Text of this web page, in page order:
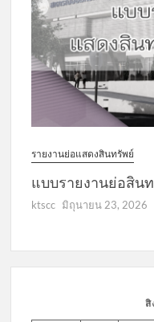
รายงานย่อแสดงสินทรัพย์
แบบรายงานย่อสิน
ktscc มิถุนายน 23, 2026
สิ